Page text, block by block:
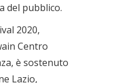
del pubblico.
2020,
Centro
è sostenuto
Lazio,